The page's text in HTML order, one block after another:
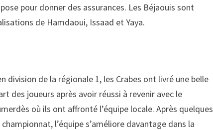
pour donner des assurances. Les Béjaouis sont
de Hamdaoui, Issaad et Yaya.
division de la régionale 1, les Crabes ont livré une belle
des joueurs après avoir réussi à revenir avec le
où ils ont affronté l’équipe locale. Après quelques
l’équipe s’améliore davantage dans la